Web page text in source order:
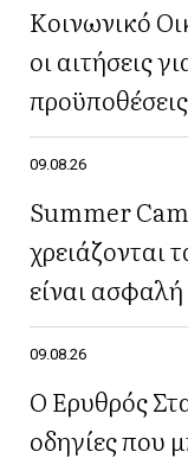
Κοινωνικό
οι αιτήσεις
προϋποθέσεις
09.08.26
Summer
χρειάζονται
είναι ασφαλή
09.08.26
Ο Ερυθρός
οδηγίες που